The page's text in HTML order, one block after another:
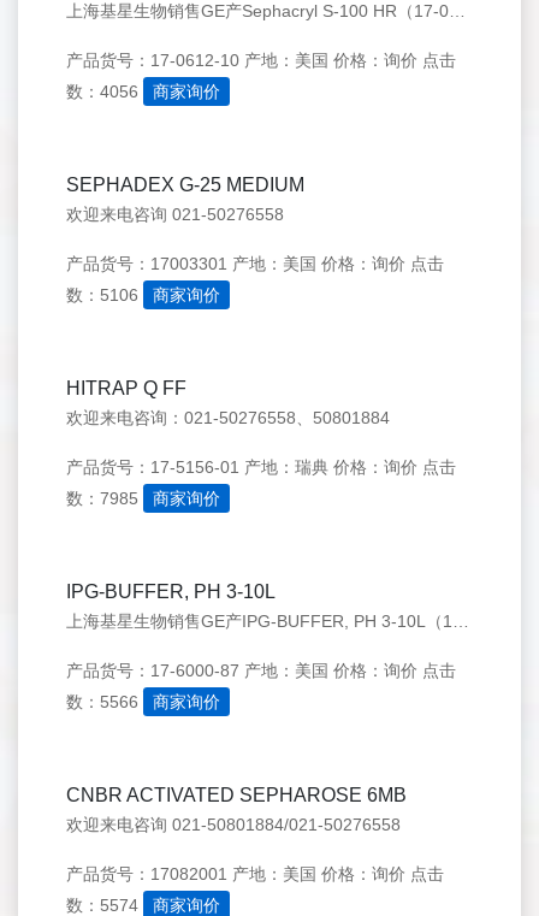
产品货号：17-0612-10 产地：美国 价格：询价 点击
数：4056
商家询价
SEPHADEX G-25 MEDIUM
欢迎来电咨询 021-50276558
产品货号：17003301 产地：美国 价格：询价 点击
数：5106
商家询价
HITRAP Q FF
欢迎来电咨询：021-50276558、50801884
产品货号：17-5156-01 产地：瑞典 价格：询价 点击
数：7985
商家询价
IPG-BUFFER, PH 3-10L
产品货号：17-6000-87 产地：美国 价格：询价 点击
数：5566
商家询价
CNBR ACTIVATED SEPHAROSE 6MB
欢迎来电咨询 021-50801884/021-50276558
产品货号：17082001 产地：美国 价格：询价 点击
数：5574
商家询价